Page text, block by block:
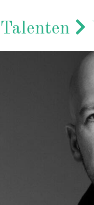
Talenten